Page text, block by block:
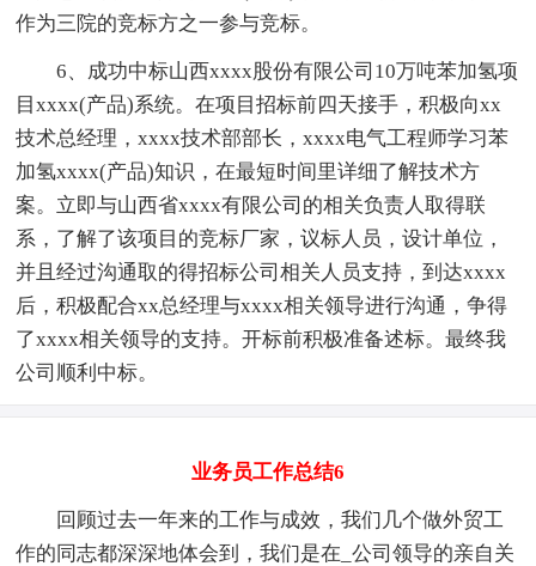
作为三院的竞标方之一参与竞标。
6、成功中标山西xxxx股份有限公司10万吨苯加氢项
目xxxx(产品)系统。在项目招标前四天接手，积极向xx
技术总经理，xxxx技术部部长，xxxx电气工程师学习苯
加氢xxxx(产品)知识，在最短时间里详细了解技术方
案。立即与山西省xxxx有限公司的相关负责人取得联
系，了解了该项目的竞标厂家，议标人员，设计单位，
并且经过沟通取的得招标公司相关人员支持，到达xxxx
后，积极配合xx总经理与xxxx相关领导进行沟通，争得
了xxxx相关领导的支持。开标前积极准备述标。最终我
公司顺利中标。
业务员工作总结6
回顾过去一年来的工作与成效，我们几个做外贸工
作的同志都深深地体会到，我们是在_公司领导的亲自关